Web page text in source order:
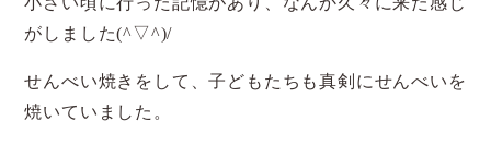
がしました(^▽^)/
せんべい焼きをして、子どもたちも真剣にせんべいを
焼いていました。